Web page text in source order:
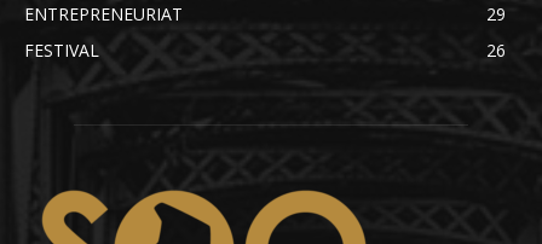
ENTREPRENEURIAT
29
FESTIVAL
26